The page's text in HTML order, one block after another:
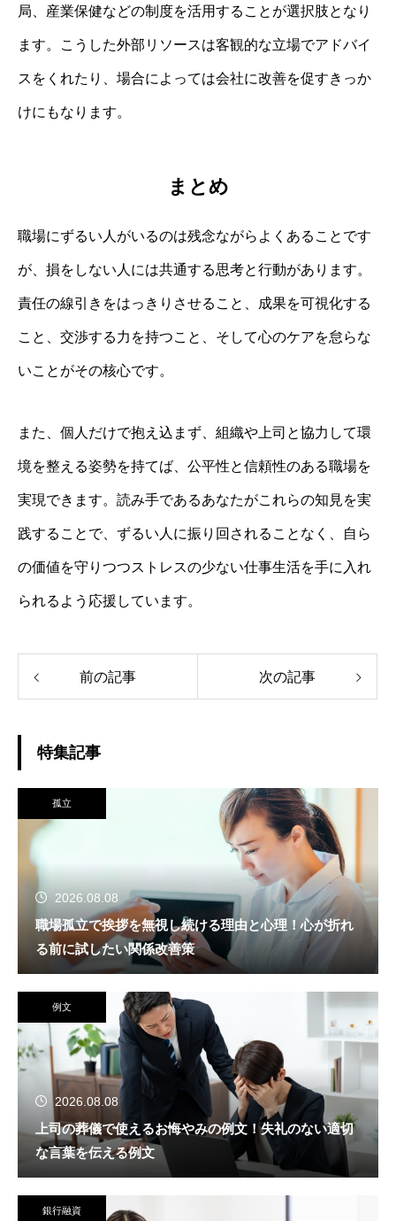
局、産業保健などの制度を活用することが選択肢となり
ます。こうした外部リソースは客観的な立場でアドバイ
スをくれたり、場合によっては会社に改善を促すきっか
けにもなります。
まとめ
職場にずるい人がいるのは残念ながらよくあることです
が、損をしない人には共通する思考と行動があります。
責任の線引きをはっきりさせること、成果を可視化する
こと、交渉する力を持つこと、そして心のケアを怠らな
いことがその核心です。
また、個人だけで抱え込まず、組織や上司と協力して環
境を整える姿勢を持てば、公平性と信頼性のある職場を
実現できます。読み手であるあなたがこれらの知見を実
践することで、ずるい人に振り回されることなく、自ら
の価値を守りつつストレスの少ない仕事生活を手に入れ
られるよう応援しています。
前の記事 次の記事
特集記事
孤立
2026.08.08
職場孤立で挨拶を無視し続ける理由と心理！心が折れ
る前に試したい関係改善策
例文
2026.08.08
上司の葬儀で使えるお悔やみの例文！失礼のない適切
な言葉を伝える例文
銀行融資